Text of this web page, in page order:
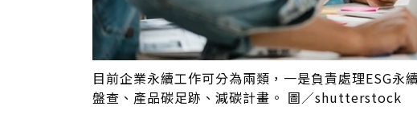
目前企業永續工作可分為兩類，一是負責處理ESG
盤查、產品碳足跡、減碳計畫。 圖／shutterstock